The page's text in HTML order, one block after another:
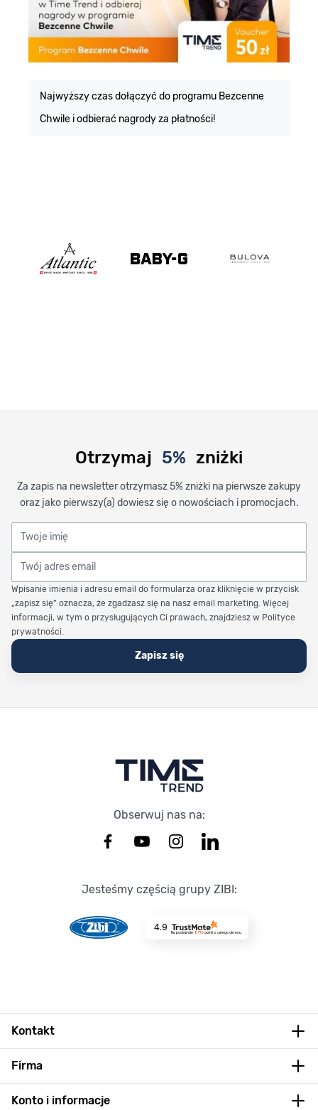
Najwyższy czas dołączyć do programu Bezcenne
Chwile i odbierać nagrody za płatności!
Otrzymaj 5% zniżki
Za zapis na newsletter otrzymasz 5% zniżki na pierwsze zakupy
oraz jako pierwszy(a) dowiesz się o nowościach i promocjach.
Twoje imię
Twój adres email
Wpisanie imienia i adresu email do formularza oraz kliknięcie w przycisk
„zapisz się” oznacza, że zgadzasz się na nasz email marketing. Więcej
informacji, w tym o przysługujących Ci prawach, znajdziesz w Polityce
prywatności.
Zapisz się
Obserwuj nas na:
Jesteśmy częścią grupy ZIBI:
4.9
Na podstawie 8719opinii z całego okresu
Kontakt
Firma
Konto i informacje